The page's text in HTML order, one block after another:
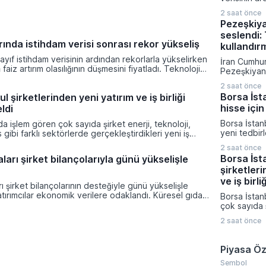
istihdam verisi sonrası rekor yükseliş
istihdam verisinin ardından rekorlarla yükselirken
artırım olasılığının düşmesini fiyatladı. Teknoloji
en yüksek getirileri elde edildi.
şirketlerinden yeni yatırım ve iş birliği
işlem gören çok sayıda şirket enerji, teknoloji,
gibi farklı sektörlerde gerçekleştirdikleri yeni iş
Aydınlatma Platformu üzerinden duyurduğu
tutarlı ihale kazanımları, stratejik
ve üretim kapasitesini artıran tesis
şirket bilançolarıyla günü yükselişle
şirket bilançolarının desteğiyle günü yükselişle
ekonomik verilere odaklandı. Küresel gıda
endişelerini canlı tutuyor.
artırım
fiyatladı.
güçlü
yukarı
son
elde edildi.
2 saat önce
seslendi:
İran
Pezeşkiyan
diplomatik
vurgu
mesajı
hükümetin
Müslüman
saldırı
gerektiğini
2 saat önce
Borsa
hisse
Borsa
yeni
Platformu
açıklamada
Enerji ve
paylarına
Ağustos
girecek.
2 saat önce
Borsa
ve iş
Borsa
çok sayıda
farklı
birliklerini
Şirketlerin
2 saat önce
Piyasa
Sembol